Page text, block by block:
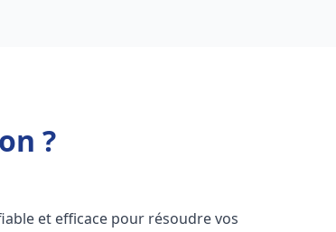
?
et efficace pour résoudre vos